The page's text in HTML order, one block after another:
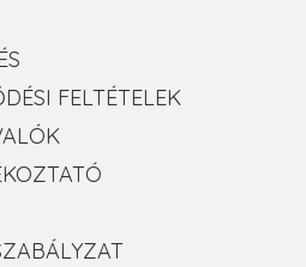
FELTÉTELEK